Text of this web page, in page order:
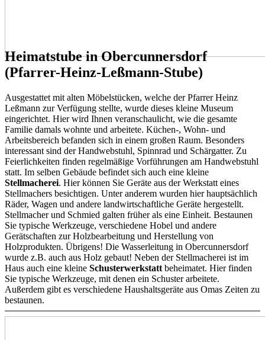
Heimatstube in Obercunnersdorf
(Pfarrer-Heinz-Leßmann-Stube‎‎)
Ausgestattet mit alten Möbelstücken, welche der Pfarrer Heinz
Leßmann zur Verfügung stellte, wurde dieses kleine Museum
eingerichtet. Hier wird Ihnen veranschaulicht, wie die gesamte
Familie damals wohnte und arbeitete. Küchen-, Wohn- und
Arbeitsbereich befanden sich in einem großen Raum. Besonders
interessant sind der Handwebstuhl, Spinnrad und Schärgatter. Zu
Feierlichkeiten finden regelmäßige Vorführungen am Handwebstuhl
statt. Im selben Gebäude befindet sich auch eine kleine
Stellmacherei. Hier können Sie Geräte aus der Werkstatt eines
Stellmachers besichtigen. Unter anderem wurden hier hauptsächlich
Räder, Wagen und andere landwirtschaftliche Geräte hergestellt.
Stellmacher und Schmied galten früher als eine Einheit. Bestaunen
Sie typische Werkzeuge, verschiedene Hobel und andere
Gerätschaften zur Holzbearbeitung und Herstellung von
Holzprodukten. Übrigens! Die Wasserleitung in Obercunnersdorf
wurde z.B. auch aus Holz gebaut! Neben der Stellmacherei ist im
Haus auch eine kleine Schusterwerkstatt beheimatet. Hier finden
Sie typische Werkzeuge, mit denen ein Schuster arbeitete.
Außerdem gibt es verschiedene Haushaltsgeräte aus Omas Zeiten zu
bestaunen.